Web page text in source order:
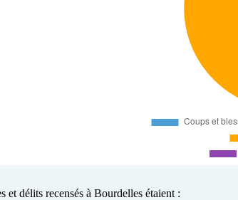
délits recensés à Bourdelles étaient :